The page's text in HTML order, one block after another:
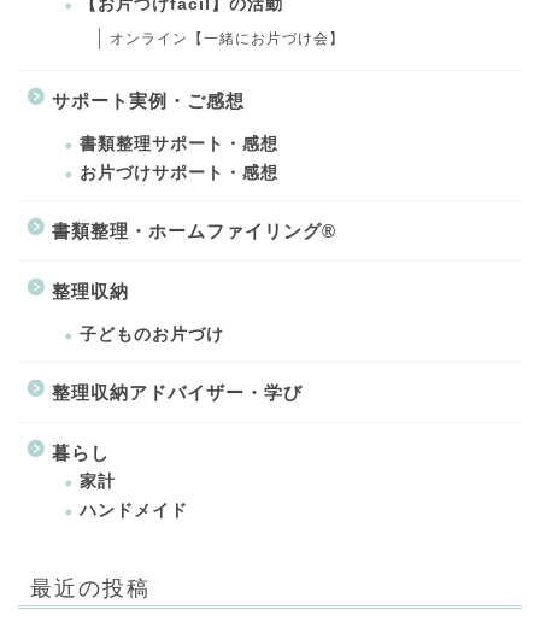
【お片づけfacil】の活動
オンライン【一緒にお片づけ会】
サポート実例・ご感想
書類整理サポート・感想
お片づけサポート・感想
書類整理・ホームファイリング®
整理収納
子どものお片づけ
整理収納アドバイザー・学び
暮らし
家計
ハンドメイド
最近の投稿